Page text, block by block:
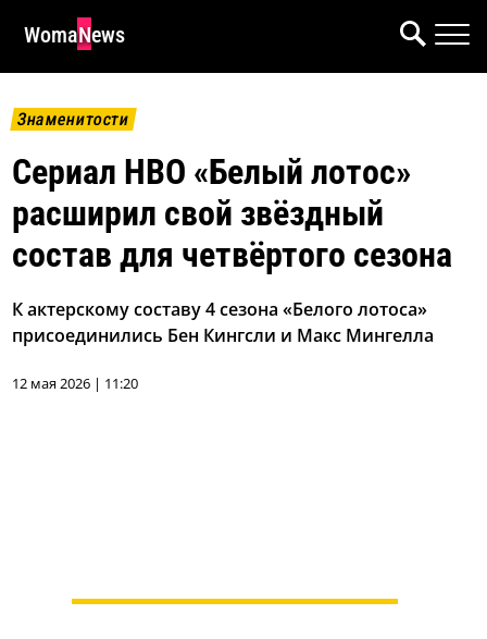
WomaNews
Знаменитости
Сериал HBO «Белый лотос»
расширил свой звёздный
состав для четвёртого сезона
К актерскому составу 4 сезона «Белого лотоса»
присоединились Бен Кингсли и Макс Мингелла
12 мая 2026 | 11:20